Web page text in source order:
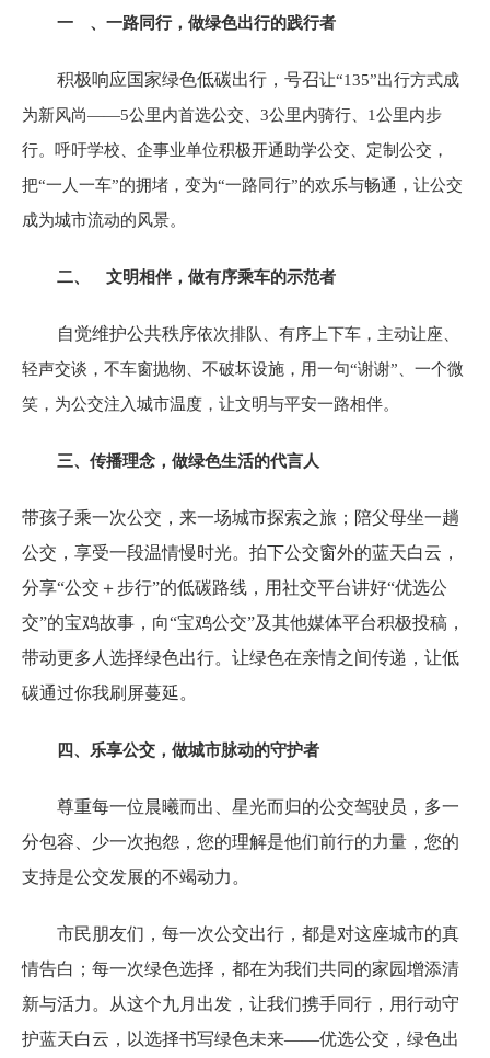
一 、一路同行，做绿色出行的践行者
积极响应国家绿色低碳出行，号召让“135”出行方式成
为新风尚——5公里内首选公交、3公里内骑行、1公里内步
行。呼吁学校、企事业单位积极开通助学公交、定制公交，
把“一人一车”的拥堵，变为“一路同行”的欢乐与畅通，让公交
成为城市流动的风景。
二、 文明相伴，做有序乘车的示范者
自觉维护公共秩序依次排队、有序上下车，主动让座、
轻声交谈，不车窗抛物、不破坏设施，用一句“谢谢”、一个微
笑，为公交注入城市温度，让文明与平安一路相伴。
三、传播理念，做绿色生活的代言人
带孩子乘一次公交，来一场城市探索之旅；陪父母坐一趟
公交，享受一段温情慢时光。拍下公交窗外的蓝天白云，
分享“公交＋步行”的低碳路线，用社交平台讲好“优选公
交”的宝鸡故事，向“宝鸡公交”及其他媒体平台积极投稿，
带动更多人选择绿色出行。让绿色在亲情之间传递，让低
碳通过你我刷屏蔓延。
四、乐享公交，做城市脉动的守护者
尊重每一位晨曦而出、星光而归的公交驾驶员，多一
分包容、少一次抱怨，您的理解是他们前行的力量，您的
支持是公交发展的不竭动力。
市民朋友们，每一次公交出行，都是对这座城市的真
情告白；每一次绿色选择，都在为我们共同的家园增添清
新与活力。从这个九月出发，让我们携手同行，用行动守
护蓝天白云，以选择书写绿色未来——优选公交，绿色出